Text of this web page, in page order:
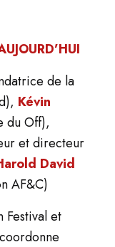
de la
Kévin
du Off),
et directeur
David
AF&C)
Festival et